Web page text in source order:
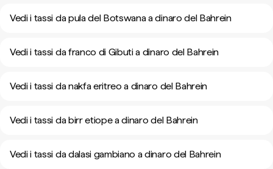
Vedi i tassi da pula del Botswana a dinaro del Bahrein
Vedi i tassi da franco di Gibuti a dinaro del Bahrein
Vedi i tassi da nakfa eritreo a dinaro del Bahrein
Vedi i tassi da birr etiope a dinaro del Bahrein
Vedi i tassi da dalasi gambiano a dinaro del Bahrein